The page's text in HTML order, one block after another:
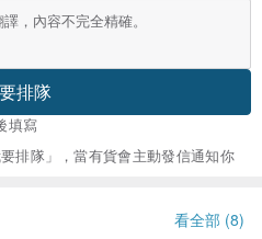
，內容不完全精確。
排隊
填寫
排隊」，當有貨會主動發信通知你
看全部 (8)